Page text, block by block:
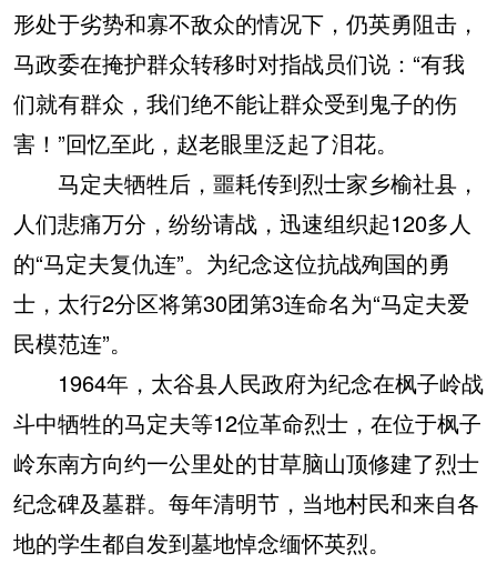
形处于劣势和寡不敌众的情况下，仍英勇阻击，
马政委在掩护群众转移时对指战员们说：“有我
们就有群众，我们绝不能让群众受到鬼子的伤
害！”回忆至此，赵老眼里泛起了泪花。
马定夫牺牲后，噩耗传到烈士家乡榆社县，
人们悲痛万分，纷纷请战，迅速组织起120多人
的“马定夫复仇连”。为纪念这位抗战殉国的勇
士，太行2分区将第30团第3连命名为“马定夫爱
民模范连”。
1964年，太谷县人民政府为纪念在枫子岭战
斗中牺牲的马定夫等12位革命烈士，在位于枫子
岭东南方向约一公里处的甘草脑山顶修建了烈士
纪念碑及墓群。每年清明节，当地村民和来自各
地的学生都自发到墓地悼念缅怀英烈。